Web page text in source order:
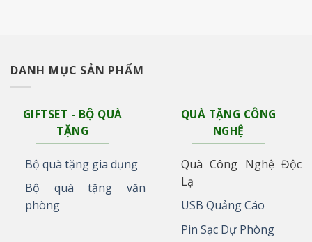
DANH MỤC SẢN PHẨM
GIFTSET - BỘ QUÀ
TẶNG
Bộ quà tặng gia dụng
Bộ quà tặng văn
phòng
QUÀ TẶNG CÔNG
NGHỆ
Quà Công Nghệ Độc
Lạ
USB Quảng Cáo
Pin Sạc Dự Phòng